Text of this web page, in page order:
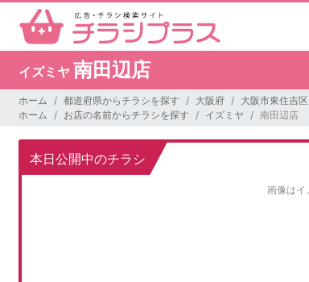
イズミヤ 南田辺店
ホーム 都道府県からチラシを探す 大阪府 大阪市東住吉区
ホーム
お店の名前からチラシを探す イズミヤ 南田辺店
本日公開中のチラシ
画像はイ